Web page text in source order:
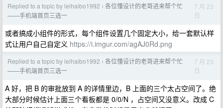
Replied to a topic by leihaibo1992 › 各位懂设计的老哥进来帮个忙
——手机端首页三选一
7 月 23
日
或者搞成小组件的形式，每个组件设置几个固定大小，给一套默认样
式让用户自己自定义 https://i.imgur.com/agAJ0Rd.png
Replied to a topic by leihaibo1992 › 各位懂设计的老哥进来帮个忙
——手机端首页三选一
7 月 23
日
A 好，把 B 的审批放到 A 的详情里边，B 上面的三个太占空间了。绝
大部分时候估计上面三个看板都是 0/0/N ，占空间又没意义。改成 C